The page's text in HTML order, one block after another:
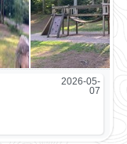
2026-05-
07